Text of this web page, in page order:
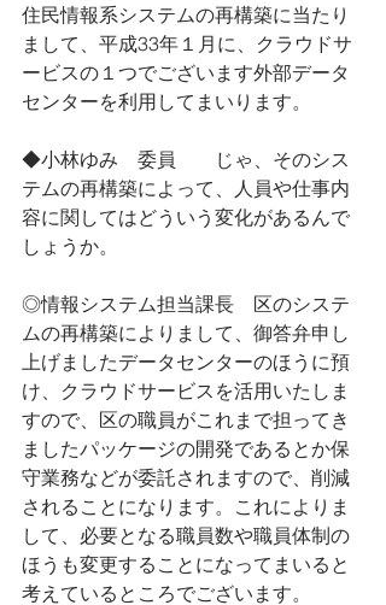
住民情報系システムの再構築に当たり
まして、平成33年１月に、クラウドサ
ービスの１つでございます外部データ
センターを利用してまいります。
◆小林ゆみ　委員　　じゃ、そのシス
テムの再構築によって、人員や仕事内
容に関してはどういう変化があるんで
しょうか。
◎情報システム担当課長　区のシステ
ムの再構築によりまして、御答弁申し
上げましたデータセンターのほうに預
け、クラウドサービスを活用いたしま
すので、区の職員がこれまで担ってき
ましたパッケージの開発であるとか保
守業務などが委託されますので、削減
されることになります。これによりま
して、必要となる職員数や職員体制の
ほうも変更することになってまいると
考えているところでございます。